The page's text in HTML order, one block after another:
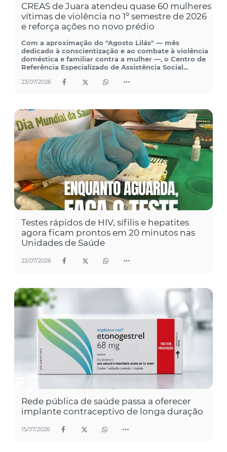
CREAS de Juara atendeu quase 60 mulheres
vítimas de violência no 1º semestre de 2026
e reforça ações no novo prédio
Com a aproximação do "Agosto Lilás" — mês
dedicado à conscientização e ao combate à violência
doméstica e familiar contra a mulher —, o Centro de
Referência Especializado de Assistência Social...
23/07/2026
Testes rápidos de HIV, sífilis e hepatites
agora ficam prontos em 20 minutos nas
Unidades de Saúde
22/07/2026
Rede pública de saúde passa a oferecer
implante contraceptivo de longa duração
15/07/2026